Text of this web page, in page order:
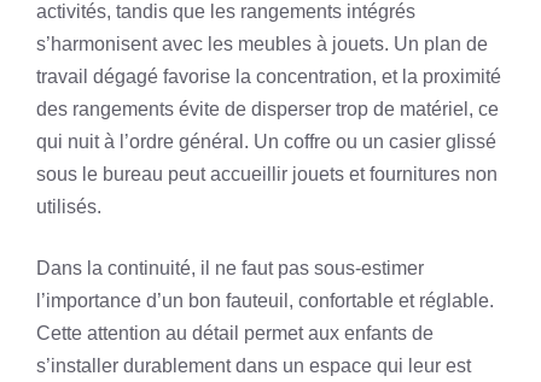
activités, tandis que les rangements intégrés
s’harmonisent avec les meubles à jouets. Un plan de
travail dégagé favorise la concentration, et la proximité
des rangements évite de disperser trop de matériel, ce
qui nuit à l’ordre général. Un coffre ou un casier glissé
sous le bureau peut accueillir jouets et fournitures non
utilisés.
Dans la continuité, il ne faut pas sous-estimer
l’importance d’un bon fauteuil, confortable et réglable.
Cette attention au détail permet aux enfants de
s’installer durablement dans un espace qui leur est